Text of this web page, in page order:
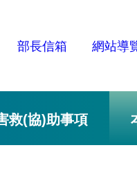
部長信箱 網站導
救(協)助事項